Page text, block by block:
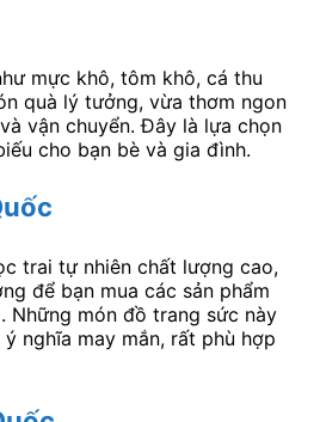
mực khô, tôm khô, cá thu
quà lý tưởng, vừa thơm ngon
vận chuyển. Đây là lựa chọn
cho bạn bè và gia đình.
trai tự nhiên chất lượng cao,
để bạn mua các sản phẩm
Những món đồ trang sức này
nghĩa may mắn, rất phù hợp